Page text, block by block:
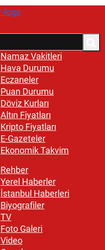
Namaz Vakitleri
Hava Durumu
Eczaneler
Puan Durumu
Döviz Kurları
Altın Fiyatları
Kripto Fiyatları
E-Gazeteler
Ekonomik Takvim
Rehber
Yerel Haberler
İstanbul Haberleri
Biyografiler
TV
Foto Galeri
Video